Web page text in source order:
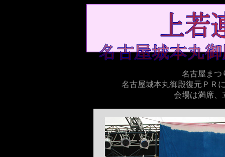
名古屋まつ
名古屋城本丸御殿復元ＰＲ
会場は満席、